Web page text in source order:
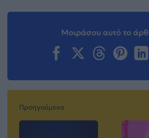
Μοιράσου αυτό το
Προηγούμενο